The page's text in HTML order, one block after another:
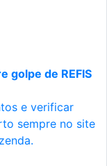
golpe de REFIS
e verificar
sempre no site